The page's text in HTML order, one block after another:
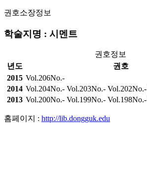
권호소장정보
학술지명 : 시멘트
권호정보
년도
권호
2015 Vol.206No.-
2014 Vol.204No.- Vol.203No.- Vol.202No.-
2013 Vol.200No.- Vol.199No.- Vol.198No.-
홈페이지 : http://lib.dongguk.edu